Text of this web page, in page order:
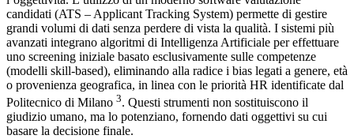
candidati (ATS – Applicant Tracking System) permette di gestire
grandi volumi di dati senza perdere di vista la qualità. I sistemi più
avanzati integrano algoritmi di Intelligenza Artificiale per effettuare
uno screening iniziale basato esclusivamente sulle competenze
(modelli skill-based), eliminando alla radice i bias legati a genere, età
o provenienza geografica, in linea con le priorità HR identificate dal
Politecnico di Milano 3. Questi strumenti non sostituiscono il
giudizio umano, ma lo potenziano, fornendo dati oggettivi su cui
basare la decisione finale.